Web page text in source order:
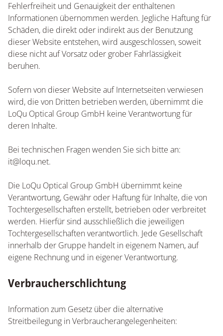
Fehlerfreiheit und Genauigkeit der enthaltenen
Informationen übernommen werden. Jegliche Haftung für
Schäden, die direkt oder indirekt aus der Benutzung
dieser Website entstehen, wird ausgeschlossen, soweit
diese nicht auf Vorsatz oder grober Fahrlässigkeit
beruhen.
Sofern von dieser Website auf Internetseiten verwiesen
wird, die von Dritten betrieben werden, übernimmt die
LoQu Optical Group GmbH keine Verantwortung für
deren Inhalte.
Bei technischen Fragen wenden Sie sich bitte an:
it@loqu.net.
Die LoQu Optical Group GmbH übernimmt keine
Verantwortung, Gewähr oder Haftung für Inhalte, die von
Tochtergesellschaften erstellt, betrieben oder verbreitet
werden. Hierfür sind ausschließlich die jeweiligen
Tochtergesellschaften verantwortlich. Jede Gesellschaft
innerhalb der Gruppe handelt in eigenem Namen, auf
eigene Rechnung und in eigener Verantwortung.
Verbraucherschlichtung
Information zum Gesetz über die alternative
Streitbeilegung in Verbraucherangelegenheiten: